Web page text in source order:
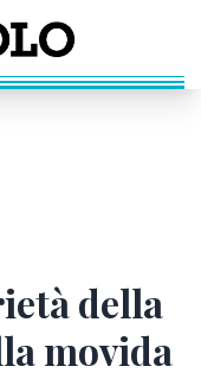
della
movida